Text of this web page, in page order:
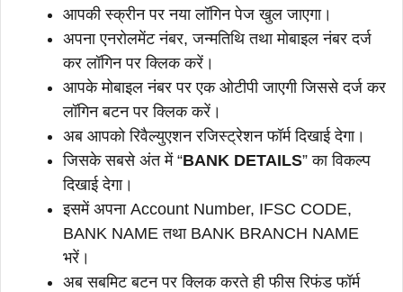
आपकी स्क्रीन पर नया लॉगिन पेज खुल जाएगा।
अपना एनरोलमेंट नंबर, जन्मतिथि तथा मोबाइल नंबर दर्ज
कर लॉगिन पर क्लिक करें।
आपके मोबाइल नंबर पर एक ओटीपी जाएगी जिससे दर्ज कर
लॉगिन बटन पर क्लिक करें।
अब आपको रिवैल्युएशन रजिस्ट्रेशन फॉर्म दिखाई देगा।
जिसके सबसे अंत में “BANK DETAILS” का विकल्प
दिखाई देगा।
इसमें अपना Account Number, IFSC CODE,
BANK NAME तथा BANK BRANCH NAME
भरें।
अब सबमिट बटन पर क्लिक करते ही फीस रिफंड फॉर्म